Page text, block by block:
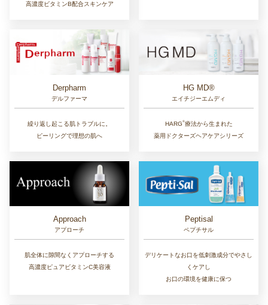
高濃度ビタミンB配合スキンケア
Derpharm
デルファーマ
繰り返し起こる肌トラブルに。
ピーリングで理想の肌へ
HG MD®
エイチジーエムディ
HARG®︎療法から生まれた
薬用ドクターズヘアケアシリーズ
Approach
アプローチ
肌全体に隙間なくアプローチする
高濃度ピュアビタミンC美容液
Peptisal
ペプチサル
デリケートなお口を低刺激成分でやさし
くケアし
お口の環境を健康に保つ